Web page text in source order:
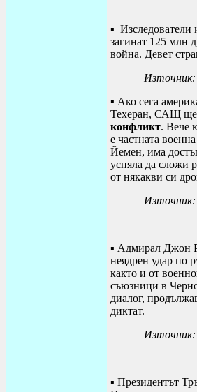
▪ Изследователи
загинат 125 млн
война. Девет
Източник:
▪ Ако сега
Техеран, САЩ ще
конфликт. Вече
е частната
Йемен, има
успяла да сложи
от някакви си
Източник:
▪ Адмирал Джон
неядрен удар по
както и от
съюзници в
диалог,
диктат.
▪ Президентът